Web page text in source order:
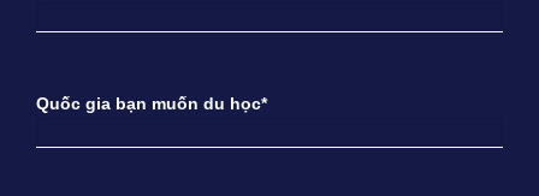
Quốc gia bạn muốn du học*